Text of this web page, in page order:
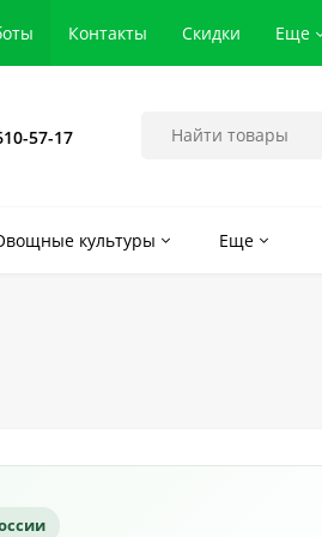
Контакты Скидки Еще
57-17
культуры Еще